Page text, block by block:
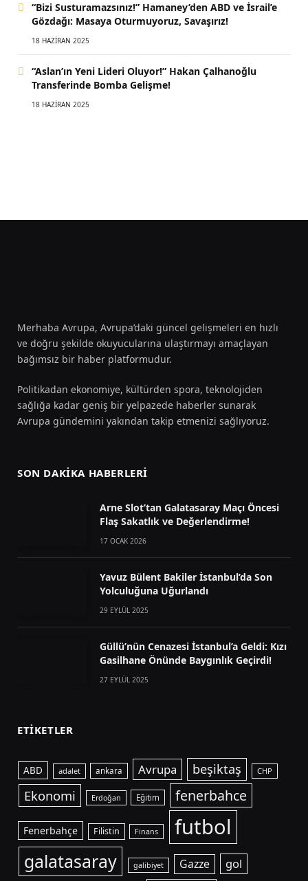
“Bizi Susturamazsınız!” Hamaney’den ABD ve İsrail’e
Gözdağı: Masaya Oturmuyoruz, Savaşırız!
18 HAZIRAN 2025
“Aslan’ın Yeni Lideri Oluyor!” Hakan Çalhanoğlu
Transferinde Bomba Gelişme!
18 HAZIRAN 2025
Merhaba Avrupa, Avrupa’daki güncel gelişmeleri en hızlı
ve doğru şekilde okuyucularına ulaştırmayı amaçlayan
bağımsız bir haber platformudur.
Politikadan ekonomiye, kültürden spora, teknolojiden
sağlığa kadar geniş bir yelpazede haberler sunarak
Avrupa gündemini yakından takip etmenizi sağlıyoruz.
SON DAKIKA HABERLERI
Arne Slot’tan Galatasaray Maçı Öncesi
Flaş Sakatlık ve Değerlendirme!
17 OCAK 2026
Yavuz Bülent Bakiler İstanbul’da Son
Yolculuğuna Uğurlandı
29 EYLÜL 2025
Güllü’nün Cenazesi İstanbul’a Geldi: Kızı
Gasilhane Önünde Baygınlık Geçirdi!
27 EYLÜL 2025
ETIKETLER
ABD adalet ankara Avrupa beşiktaş CHP
Ekonomi Erdoğan Eğitim fenerbahce
Fenerbahçe Filistin Finans futbol
galatasaray galibiyet Gazze gol